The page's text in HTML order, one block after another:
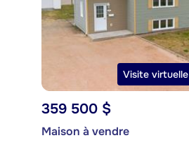
Visite virtuelle
359 500 $
Maison à vendre